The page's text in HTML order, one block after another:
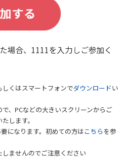
場合、 1111を入力しご参加く
くはスマートフォンでダウンロード い
、PCなどの大きいスクリーンからご
します。
になります。初めての方はこちら を参
ませんのでご注意ください